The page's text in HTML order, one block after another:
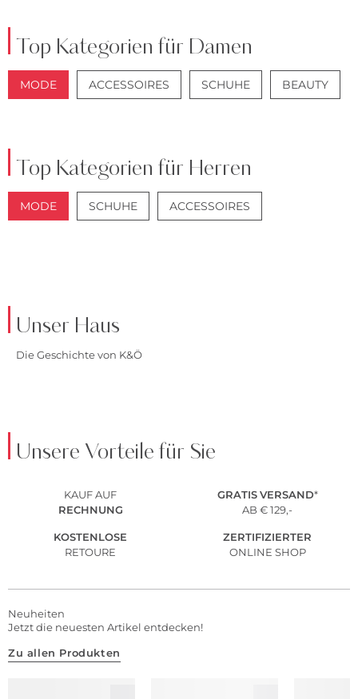
Top Kategorien für Damen
MODE ACCESSOIRES SCHUHE BEAUTY
Top Kategorien für Herren
MODE SCHUHE ACCESSOIRES
Unser Haus
Die Geschichte von K&Ö
Unsere Vorteile für Sie
KAUF AUF
RECHNUNG
GRATIS VERSAND*
AB € 129,-
KOSTENLOSE
RETOURE
ZERTIFIZIERTER
ONLINE SHOP
Neuheiten
Jetzt die neuesten Artikel entdecken!
Zu allen Produkten